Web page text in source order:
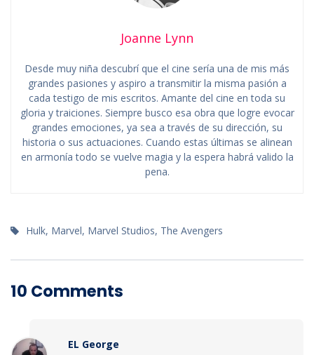
Joanne Lynn
Desde muy niña descubrí que el cine sería una de mis más
grandes pasiones y aspiro a transmitir la misma pasión a
cada testigo de mis escritos. Amante del cine en toda su
gloria y traiciones. Siempre busco esa obra que logre evocar
grandes emociones, ya sea a través de su dirección, su
historia o sus actuaciones. Cuando estas últimas se alinean
en armonía todo se vuelve magia y la espera habrá valido la
pena.
Hulk, Marvel, Marvel Studios, The Avengers
10 Comments
EL George